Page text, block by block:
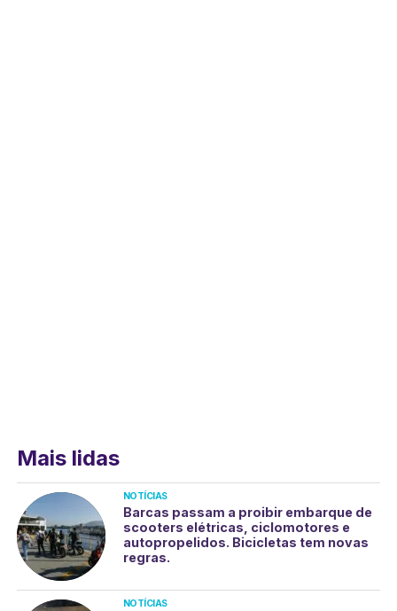
Mais lidas
NOTÍCIAS
Barcas passam a proibir embarque de
scooters elétricas, ciclomotores e
autopropelidos. Bicicletas tem novas
regras.
NOTÍCIAS